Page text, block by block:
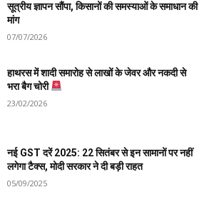
सूत्रीय ज्ञापन सौंपा, किसानों की समस्याओं के समाधान की
मांग
07/07/2026
हाथरस में शादी समारोह से लाखों के जेवर और नकदी से
भरा बैग चोरी
23/02/2026
नई GST दरें 2025: 22 सितंबर से इन सामानों पर नहीं
लगेगा टैक्स, मोदी सरकार ने दी बड़ी राहत
05/09/2025